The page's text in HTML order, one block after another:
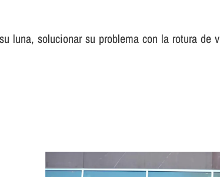
luna, solucionar su problema con la rotura